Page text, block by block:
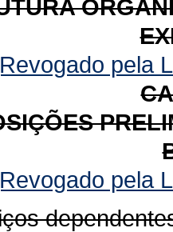
pela
pela